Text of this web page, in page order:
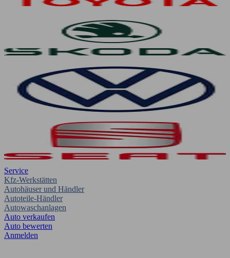
Service
Kfz-Werkstätten
Autohäuser und Händler
Autoteile-Händler
Autowaschanlagen
Auto verkaufen
Auto bewerten
Anmelden